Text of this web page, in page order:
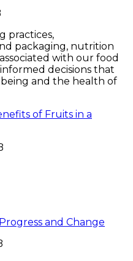
of Fruits in a
and Change